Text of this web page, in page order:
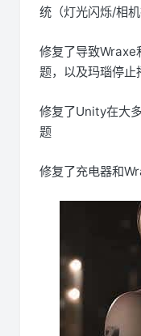
统（灯光闪烁/相
修复了导致Wraxe
题，以及玛瑙停止
修复了Unity在大
题
修复了充电器和